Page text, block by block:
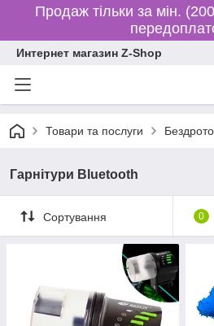
Продаж тільки за мін.
Интернет магазин Z-Shop
Товари та послуги
Гарнітури Bluetooth
Сортування 0